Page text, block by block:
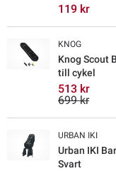
119 kr
KNOG
Knog Scout
till cykel
513 kr
699 kr
URBAN IKI
Urban IKI
Svart